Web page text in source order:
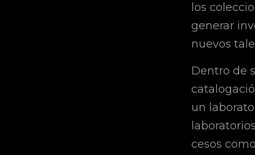
los
generar
nuevos
Dentro de
un
cesos